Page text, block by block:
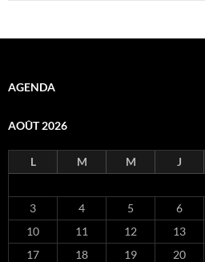
AGENDA
AOÛT 2026
L M M J
3
4 5 6
10
11 12 13
17
18 19 20